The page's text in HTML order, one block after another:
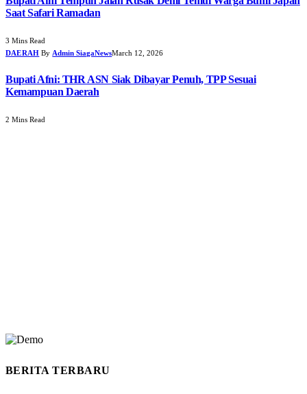
Saat Safari Ramadan
3 Mins Read
DAERAH By Admin SiagaNewsMarch 12, 2026
Bupati Afni: THR ASN Siak Dibayar Penuh, TPP Sesuai
Kemampuan Daerah
2 Mins Read
BERITA TERBARU